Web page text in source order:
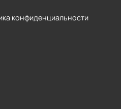
конфиденциальности